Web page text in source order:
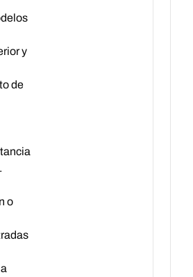
y
de
o